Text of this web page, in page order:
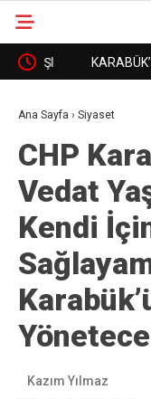
KARABÜK’TEKİ O
Ana Sayfa › Siyaset
CHP
Vedat
Kendi
Kazım Yılmaz